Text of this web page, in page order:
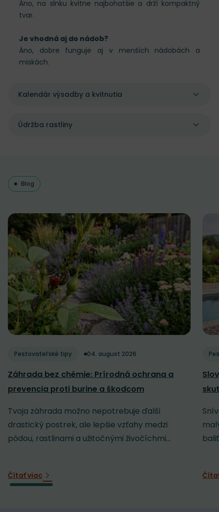
Áno, na slnku kvitne najbohatšie a drží kompaktný
tvar.
Je vhodná aj do nádob?
Áno, dobre funguje aj v menších nádobách a
miskách.
Kalendár výsadby a kvitnutia
Údržba rastliny
Blog
Pestovateľské tipy 04. august 2026
Záhrada bez chémie: Prírodná ochrana a
prevencia proti burine a škodcom
Tvoja záhrada možno nepotrebuje ďalší
drastický postrek, ale lepšie vzťahy medzi
pôdou, rastlinami a užitočnými živočíchmi...
Čítať viac